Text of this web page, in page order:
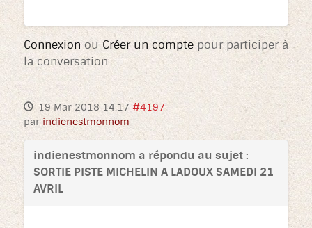
Connexion ou Créer un compte pour participer à
la conversation.
19 Mar 2018 14:17 #4197
par indienestmonnom
indienestmonnom a répondu au sujet :
SORTIE PISTE MICHELIN A LADOUX SAMEDI 21
AVRIL